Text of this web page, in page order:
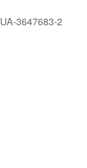
UA-3647683-2